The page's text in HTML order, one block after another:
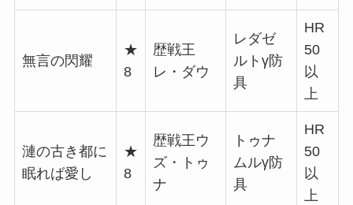
無言の閃耀
★
8
歴戦王
レ・ダウ
レダゼ
ルトγ防
具
HR
50
以
上
漣の古き都に
眠れば愛し
★
8
歴戦王ウ
ズ・トゥ
ナ
トゥナ
ムルγ防
具
HR
50
以
上